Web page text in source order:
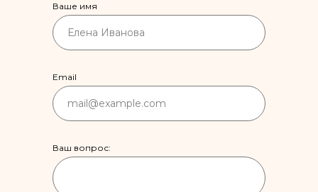
Ваше имя
Email
Ваш вопрос: